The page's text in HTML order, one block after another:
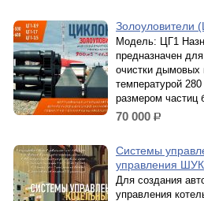
Золоуловители
Модель: ЦГ1
предназначен
очистки дымовых
температурой
размером частиц
70 000 р.
Системы
управления ШУК
Для создания
управления